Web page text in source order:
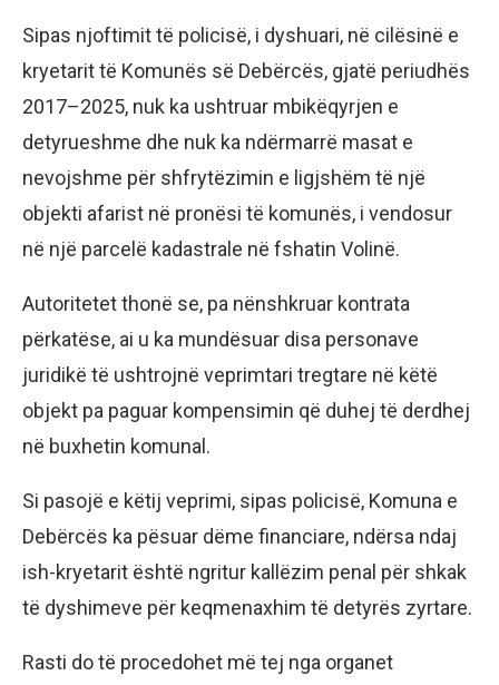
Sipas njoftimit të policisë, i dyshuari, në cilësinë e
kryetarit të Komunës së Debërcës, gjatë periudhës
2017–2025, nuk ka ushtruar mbikëqyrjen e
detyrueshme dhe nuk ka ndërmarrë masat e
nevojshme për shfrytëzimin e ligjshëm të një
objekti afarist në pronësi të komunës, i vendosur
në një parcelë kadastrale në fshatin Volinë.
Autoritetet thonë se, pa nënshkruar kontrata
përkatëse, ai u ka mundësuar disa personave
juridikë të ushtrojnë veprimtari tregtare në këtë
objekt pa paguar kompensimin që duhej të derdhej
në buxhetin komunal.
Si pasojë e këtij veprimi, sipas policisë, Komuna e
Debërcës ka pësuar dëme financiare, ndërsa ndaj
ish-kryetarit është ngritur kallëzim penal për shkak
të dyshimeve për keqmenaxhim të detyrës zyrtare.
Rasti do të procedohet më tej nga organet